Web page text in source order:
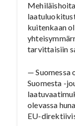
kuitenkaan
tarvittaisiin
— Suomessa
Suomesta -
olevassa
EU-